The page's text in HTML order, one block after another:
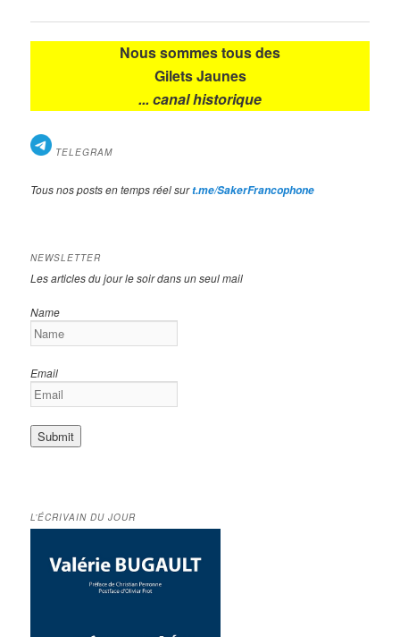
articles
Nous sommes tous des
Gilets Jaunes
... canal historique
TELEGRAM
Tous nos posts en temps réel surt.me/SakerFrancophone
NEWSLETTER
Les articles du jour le soir dans un seul mail
Name
Email
L’ÉCRIVAIN DU JOUR